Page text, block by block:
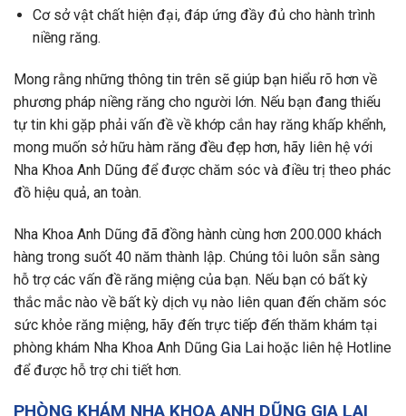
Cơ sở vật chất hiện đại, đáp ứng đầy đủ cho hành trình
niềng răng.
Mong rằng những thông tin trên sẽ giúp bạn hiểu rõ hơn về
phương pháp niềng răng cho người lớn. Nếu bạn đang thiếu
tự tin khi gặp phải vấn đề về khớp cắn hay răng khấp khểnh,
mong muốn sở hữu hàm răng đều đẹp hơn, hãy liên hệ với
Nha Khoa Anh Dũng để được chăm sóc và điều trị theo phác
đồ hiệu quả, an toàn.
Nha Khoa Anh Dũng đã đồng hành cùng hơn 200.000 khách
hàng trong suốt 40 năm thành lập. Chúng tôi luôn sẵn sàng
hỗ trợ các vấn đề răng miệng của bạn. Nếu bạn có bất kỳ
thắc mắc nào về bất kỳ dịch vụ nào liên quan đến chăm sóc
sức khỏe răng miệng, hãy đến trực tiếp đến thăm khám tại
phòng khám Nha Khoa Anh Dũng Gia Lai hoặc liên hệ Hotline
để được hỗ trợ chi tiết hơn.
PHÒNG KHÁM NHA KHOA ANH DŨNG GIA LAI